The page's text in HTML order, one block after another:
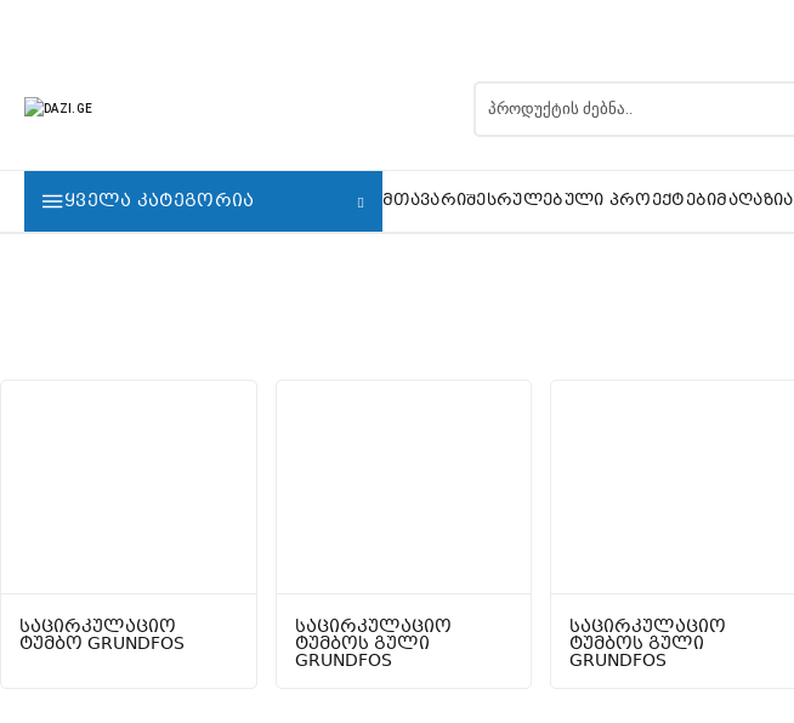
ᲧᲕᲔᲚᲐ ᲙᲐᲢᲔᲒᲝᲠᲘᲐ ᲛᲗᲐᲕᲐᲠᲘᲨᲔᲡᲠᲣᲚᲔᲑᲣᲚᲘ ᲞᲠᲝᲔᲥᲢᲔᲑᲘᲛᲐᲦᲐᲖᲘᲐ
საცირკულაციო
ტუმბო GRUNDFOS
საცირკულაციო
ტუმბოს გული
GRUNDFOS
საცირკულაციო
ტუმბოს გული
GRUNDFOS